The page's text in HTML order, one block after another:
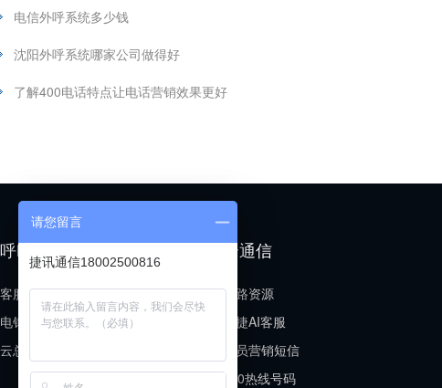
电信外呼系统多少钱
沈阳外呼系统哪家公司做得好
了解400电话特点让电话营销效果更好
呼叫中心
客服呼叫中心
电销呼叫中心
云总机场景
云通信
线路资源
小捷AI客服
会员营销短信
400热线号码
请您留言
捷讯通信18002500816